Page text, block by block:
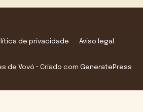
de privacidade Aviso legal
de Vovó • Criado com GeneratePress